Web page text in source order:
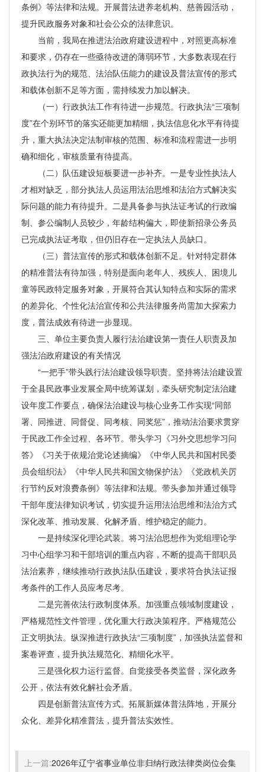
条例》等法律和法规。开展普法进养老机构、慈善园活动，
提升民政服务对象和社会公众的法律意识。
当前，我局在推进法治政府建设进程中，对照更高标准
和要求，仍存在一些亟待改进的薄弱环节，大多数表现在行
政执法行为的规范、法治队伍能力的建设及普法宣传的形式
和载体创新不足等方面，需持续发力加以解决。
（一）行政执法工作有待进一步规范。行政执法“三项制
度”在个别环节的落实还能更加精细，执法信息化水平有待提
升，重大执法决定法制审核的范围、标准和流程需进一步明
确和细化，审核质量有待提高。
（二）队伍建设短板要进一步补齐。一是专业性执法人
才相对缺乏，部分执法人员运用法治思维和法治方式解决实
际问题的能力有待提升。二是具备参与执法证考试的行政编
制、参公编制人员较少，年龄结构偏大，即使新招录公务员
已完成执法证考取，但仍旧存在一定执法人员缺口。
（三）普法宣传的形式和载体创新不足。针对特定群体
的精准普法有待加强，特别是面向老年人、残疾人、困境儿
童等民政特定服务对象，开展符合其认知特点和实际的需求
的差异化、个性化法治宣传和公共法律服务尚需加大探索力
度，普法成效有待进一步显现。
三、单位主要负责人履行法治建设第一责任人职责及加
强法治政府建设的有关情况
“一把手”带头践行法治建设领导职责。坚持将法治建设置
于全县民政事业发展全局中统筹谋划，牵头研究制定法治建
设年度工作要点，确保法治建设与核心业务工作实现“同部
署、同推进、同督促、同考核、同奖惩”，推动法治要求贯穿
于民政工作全过程、各环节。带头学习《习外交思想学习问
答》《习关于依规治党论述摘编》《中华人民共和国村民委
员会组织法》《中华人民共和国文物保护法》《党政机关厉
行节约反对浪费条例》等法律和法规。带头参加并通过领导
干部年度法律知识考试，切实提升运用法治思维和法治方式
深化改革、推动发展、化解矛盾、维护稳定的能力。
一是持续深化理论武装。将习法治思想作为党组理论学
习中心组学习和干部培训的重点内容，不断的提高干部职员
法治素养，继续推动行政执法队伍建设，要求符合执法证报
考条件的工作人员应考尽考。
二是完善依法行政制度体系。加强重点领域制度建设，
严格规范性文件管理，优化重大行政决策程序。严格规范公
正文明执法。纵深推进行政执法“三项制度”，加强执法监督和
案卷评查，提升执法规范化、精细化水平。
三是强化权力运行监督。自觉接受各类监督，深化政务
公开，依法有效化解社会矛盾。
四是创新普法宣传方式。拓展新媒体普法阵地，开展分
众化、差异化精准普法，提升普法实效性。
上一篇:2026年辽宁省事业单位非归纳行政法律类岗位会集